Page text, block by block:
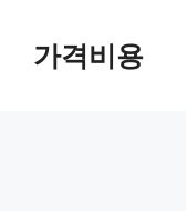
가격비용